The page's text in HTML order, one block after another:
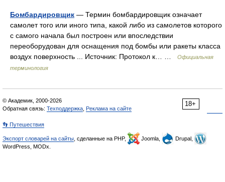
Бомбардировщик — Термин бомбардировщик означает
самолет того или иного типа, какой либо из самолетов которого
с самого начала был построен или впоследствии
переоборудован для оснащения под бомбы или ракеты класса
воздух поверхность ... Источник: Протокол к… …
Официальная
терминология
18+
© Академик, 2000-2026
Обратная связь: Техподдержка Реклама на сайте
👣 Путешествия
Экспорт словарей на сайты , сделанные на PHP, Joomla,
Drupal,
WordPress, MODx.